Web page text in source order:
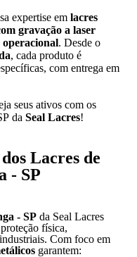
expertise em lacres
gravação a laser
operacional. Desde o
, cada produto é
com entrega em
seus ativos com os
da Seal Lacres!
Lacres de
- SP
- SP da Seal Lacres
física,
Com foco em
garantem: